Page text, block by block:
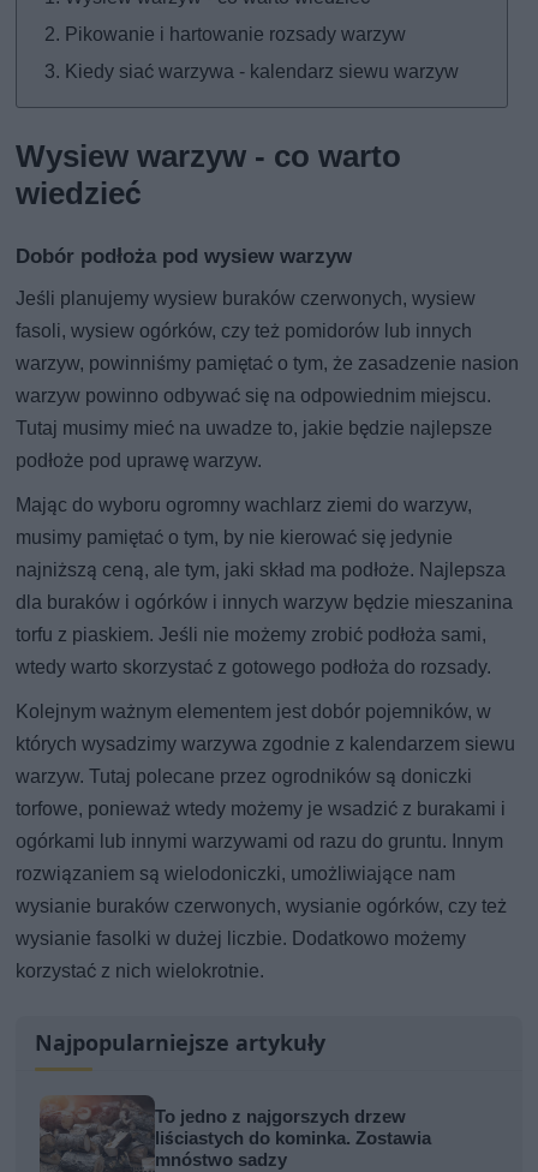
Pikowanie i hartowanie rozsady warzyw
Kiedy siać warzywa - kalendarz siewu warzyw
Wysiew warzyw - co warto
wiedzieć
Dobór podłoża pod wysiew warzyw
Jeśli planujemy wysiew buraków czerwonych, wysiew
fasoli, wysiew ogórków, czy też pomidorów lub innych
warzyw, powinniśmy pamiętać o tym, że zasadzenie nasion
warzyw powinno odbywać się na odpowiednim miejscu.
Tutaj musimy mieć na uwadze to, jakie będzie najlepsze
podłoże pod uprawę warzyw.
Mając do wyboru ogromny wachlarz ziemi do warzyw,
musimy pamiętać o tym, by nie kierować się jedynie
najniższą ceną, ale tym, jaki skład ma podłoże. Najlepsza
dla buraków i ogórków i innych warzyw będzie mieszanina
torfu z piaskiem. Jeśli nie możemy zrobić podłoża sami,
wtedy warto skorzystać z gotowego podłoża do rozsady.
Kolejnym ważnym elementem jest dobór pojemników, w
których wysadzimy warzywa zgodnie z kalendarzem siewu
warzyw. Tutaj polecane przez ogrodników są doniczki
torfowe, ponieważ wtedy możemy je wsadzić z burakami i
ogórkami lub innymi warzywami od razu do gruntu. Innym
rozwiązaniem są wielodoniczki, umożliwiające nam
wysianie buraków czerwonych, wysianie ogórków, czy też
wysianie fasolki w dużej liczbie. Dodatkowo możemy
korzystać z nich wielokrotnie.
Najpopularniejsze artykuły
To jedno z najgorszych drzew
liściastych do kominka. Zostawia
mnóstwo sadzy